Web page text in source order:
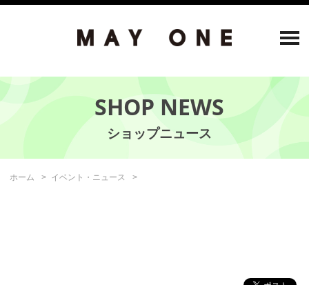
SHOP NEWS
ホーム イベント・ニュース